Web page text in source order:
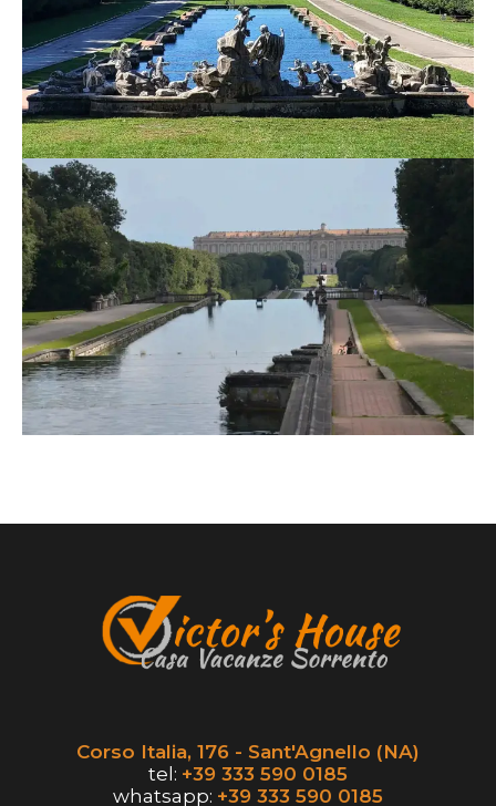
Corso Italia, 176 - Sant'Agnello (NA)
tel: +39 333 590 0185
whatsapp: +39 333 590 0185